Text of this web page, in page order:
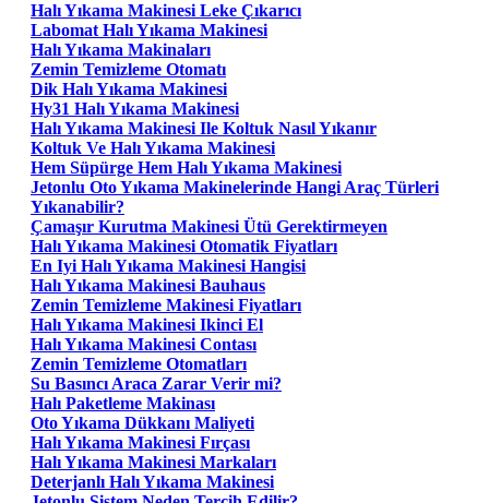
Halı Yıkama Makinesi Leke Çıkarıcı
Labomat Halı Yıkama Makinesi
Halı Yıkama Makinaları
Zemin Temizleme Otomatı
Dik Halı Yıkama Makinesi
Hy31 Halı Yıkama Makinesi
Halı Yıkama Makinesi Ile Koltuk Nasıl Yıkanır
Koltuk Ve Halı Yıkama Makinesi
Hem Süpürge Hem Halı Yıkama Makinesi
Jetonlu Oto Yıkama Makinelerinde Hangi Araç Türleri
Yıkanabilir?
Çamaşır Kurutma Makinesi Ütü Gerektirmeyen
Halı Yıkama Makinesi Otomatik Fiyatları
En Iyi Halı Yıkama Makinesi Hangisi
Halı Yıkama Makinesi Bauhaus
Zemin Temizleme Makinesi Fiyatları
Halı Yıkama Makinesi Ikinci El
Halı Yıkama Makinesi Contası
Zemin Temizleme Otomatları
Su Basıncı Araca Zarar Verir mi?
Halı Paketleme Makinası
Oto Yıkama Dükkanı Maliyeti
Halı Yıkama Makinesi Fırçası
Halı Yıkama Makinesi Markaları
Deterjanlı Halı Yıkama Makinesi